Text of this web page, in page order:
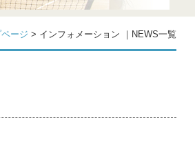
ージ > インフォメーション ｜NEWS一覧